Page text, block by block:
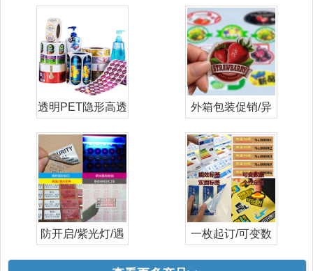
透明PET隐形高透
外箱包装促销/异
防开启/紫光灯/遇
一枚起订/可变数